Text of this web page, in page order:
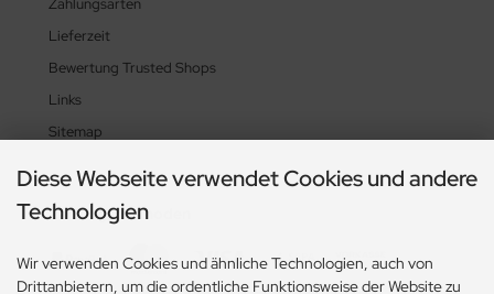
Zahlungsarten
Lieferzeit
Bewertung Trusted Shops
Links
Sitemap
Zahlungsmethoden
Diese Webseite verwendet Cookies und andere
Technologien
Wir verwenden Cookies und ähnliche Technologien, auch von
Drittanbietern, um die ordentliche Funktionsweise der Website zu